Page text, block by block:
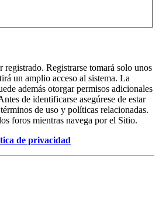
registrado. Registrarse tomará solo unos
un amplio acceso al sistema. La
además otorgar permisos adicionales
de identificarse asegúrese de estar
de uso y políticas relacionadas.
foros mientras navega por el Sitio.
de privacidad